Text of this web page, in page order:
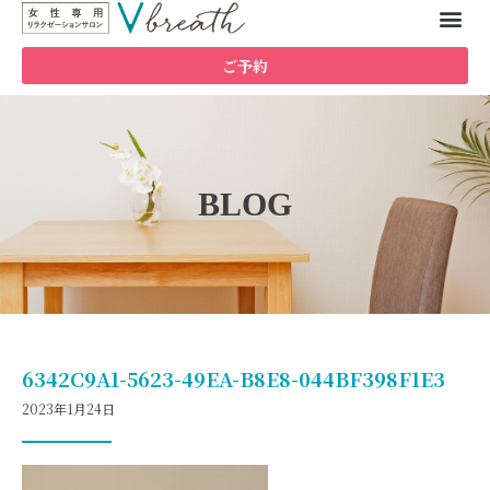
ご予約
BLOG
6342C9A1-5623-49EA-B8E8-044BF398F1E3
2023年1月24日